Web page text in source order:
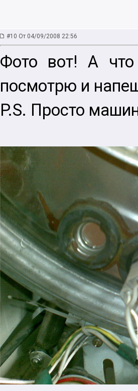
#10 От 04/09/2008 22:56
Фото вот! А что
посмотрю и
P.S. Просто